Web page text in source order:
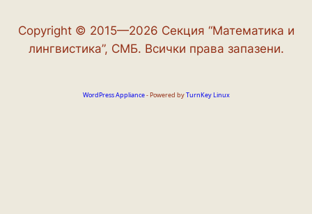
Copyright © 2015—2026 Секция “Математика и
лингвистика”, СМБ. Всички права запазени.
WordPress Appliance- Powered byTurnKey Linux